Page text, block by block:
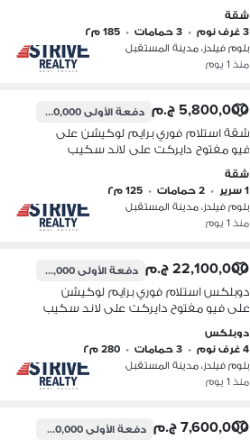
Fields)
شقة
3 غرف نوم
• 3 حمامات • 185 م٢
بلوم فيلدز، مدينة المستقبل
منذ 1 يوم
5,800,000 ج.م دفعة الأولى290,000 ج.م
شقة استلام فوري برايم لوكيشن على
فيو مفتوح دايركت على لاند سكيب
Fields)
شقة
1 سرير
• 2 حمامات • 125 م٢
بلوم فيلدز، مدينة المستقبل
منذ 1 يوم
22,100,000 ج.م دفعة الأولى1,105,000 ج.م
دوبلكس استلام فوري برايم لوكيشن
على فيو مفتوح دايركت على لاند سكيب
Fields)
دوبلكس
4 غرف نوم
• 3 حمامات • 280 م٢
بلوم فيلدز، مدينة المستقبل
منذ 1 يوم
7,600,000 ج.م دفعة الأولى380,000 ج.م